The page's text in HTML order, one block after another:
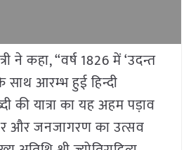
ने कहा, “वर्ष 1826 में ‘उदन्त
साथ आरम्भ हुई हिन्दी
की यात्रा का यह अहम पड़ाव
और जनजागरण का उत्सव